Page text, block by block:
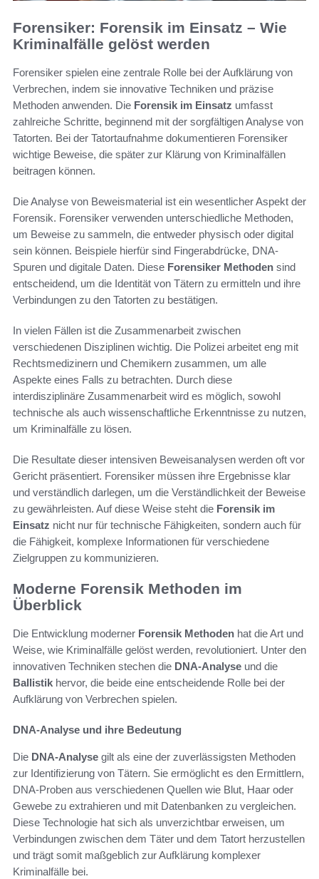
Forensiker: Forensik im Einsatz – Wie
Kriminalfälle gelöst werden
Forensiker spielen eine zentrale Rolle bei der Aufklärung von
Verbrechen, indem sie innovative Techniken und präzise
Methoden anwenden. Die Forensik im Einsatz umfasst
zahlreiche Schritte, beginnend mit der sorgfältigen Analyse von
Tatorten. Bei der Tatortaufnahme dokumentieren Forensiker
wichtige Beweise, die später zur Klärung von Kriminalfällen
beitragen können.
Die Analyse von Beweismaterial ist ein wesentlicher Aspekt der
Forensik. Forensiker verwenden unterschiedliche Methoden,
um Beweise zu sammeln, die entweder physisch oder digital
sein können. Beispiele hierfür sind Fingerabdrücke, DNA-
Spuren und digitale Daten. Diese Forensiker Methoden sind
entscheidend, um die Identität von Tätern zu ermitteln und ihre
Verbindungen zu den Tatorten zu bestätigen.
In vielen Fällen ist die Zusammenarbeit zwischen
verschiedenen Disziplinen wichtig. Die Polizei arbeitet eng mit
Rechtsmedizinern und Chemikern zusammen, um alle
Aspekte eines Falls zu betrachten. Durch diese
interdisziplinäre Zusammenarbeit wird es möglich, sowohl
technische als auch wissenschaftliche Erkenntnisse zu nutzen,
um Kriminalfälle zu lösen.
Die Resultate dieser intensiven Beweisanalysen werden oft vor
Gericht präsentiert. Forensiker müssen ihre Ergebnisse klar
und verständlich darlegen, um die Verständlichkeit der Beweise
zu gewährleisten. Auf diese Weise steht die Forensik im
Einsatz nicht nur für technische Fähigkeiten, sondern auch für
die Fähigkeit, komplexe Informationen für verschiedene
Zielgruppen zu kommunizieren.
Moderne Forensik Methoden im
Überblick
Die Entwicklung moderner Forensik Methoden hat die Art und
Weise, wie Kriminalfälle gelöst werden, revolutioniert. Unter den
innovativen Techniken stechen die DNA-Analyse und die
Ballistik hervor, die beide eine entscheidende Rolle bei der
Aufklärung von Verbrechen spielen.
DNA-Analyse und ihre Bedeutung
Die DNA-Analyse gilt als eine der zuverlässigsten Methoden
zur Identifizierung von Tätern. Sie ermöglicht es den Ermittlern,
DNA-Proben aus verschiedenen Quellen wie Blut, Haar oder
Gewebe zu extrahieren und mit Datenbanken zu vergleichen.
Diese Technologie hat sich als unverzichtbar erweisen, um
Verbindungen zwischen dem Täter und dem Tatort herzustellen
und trägt somit maßgeblich zur Aufklärung komplexer
Kriminalfälle bei.